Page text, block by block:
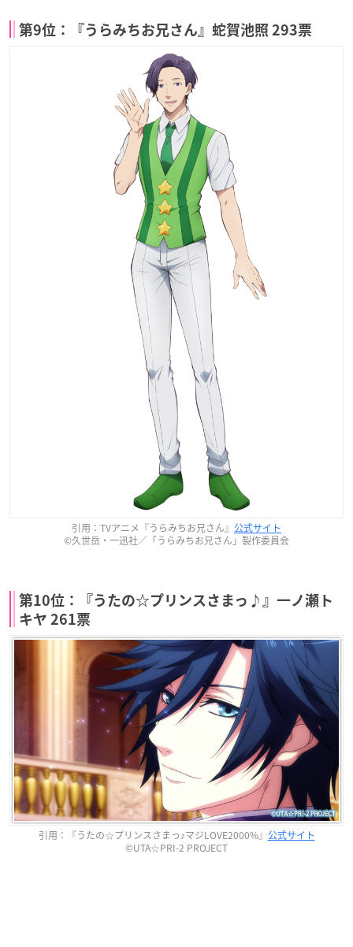
第9位：『うらみちお兄さん』蛇賀池照 293票
引用：TVアニメ『うらみちお兄さん』 公式サイト
©久世岳・一迅社／「うらみちお兄さん」製作委員会
第10位：『うたの☆プリンスさまっ♪』一ノ瀬ト
キヤ 261票
引用：『うたの☆プリンスさまっ♪マジLOVE2000%』 公式サイト
©UTA☆PRI-2 PROJECT